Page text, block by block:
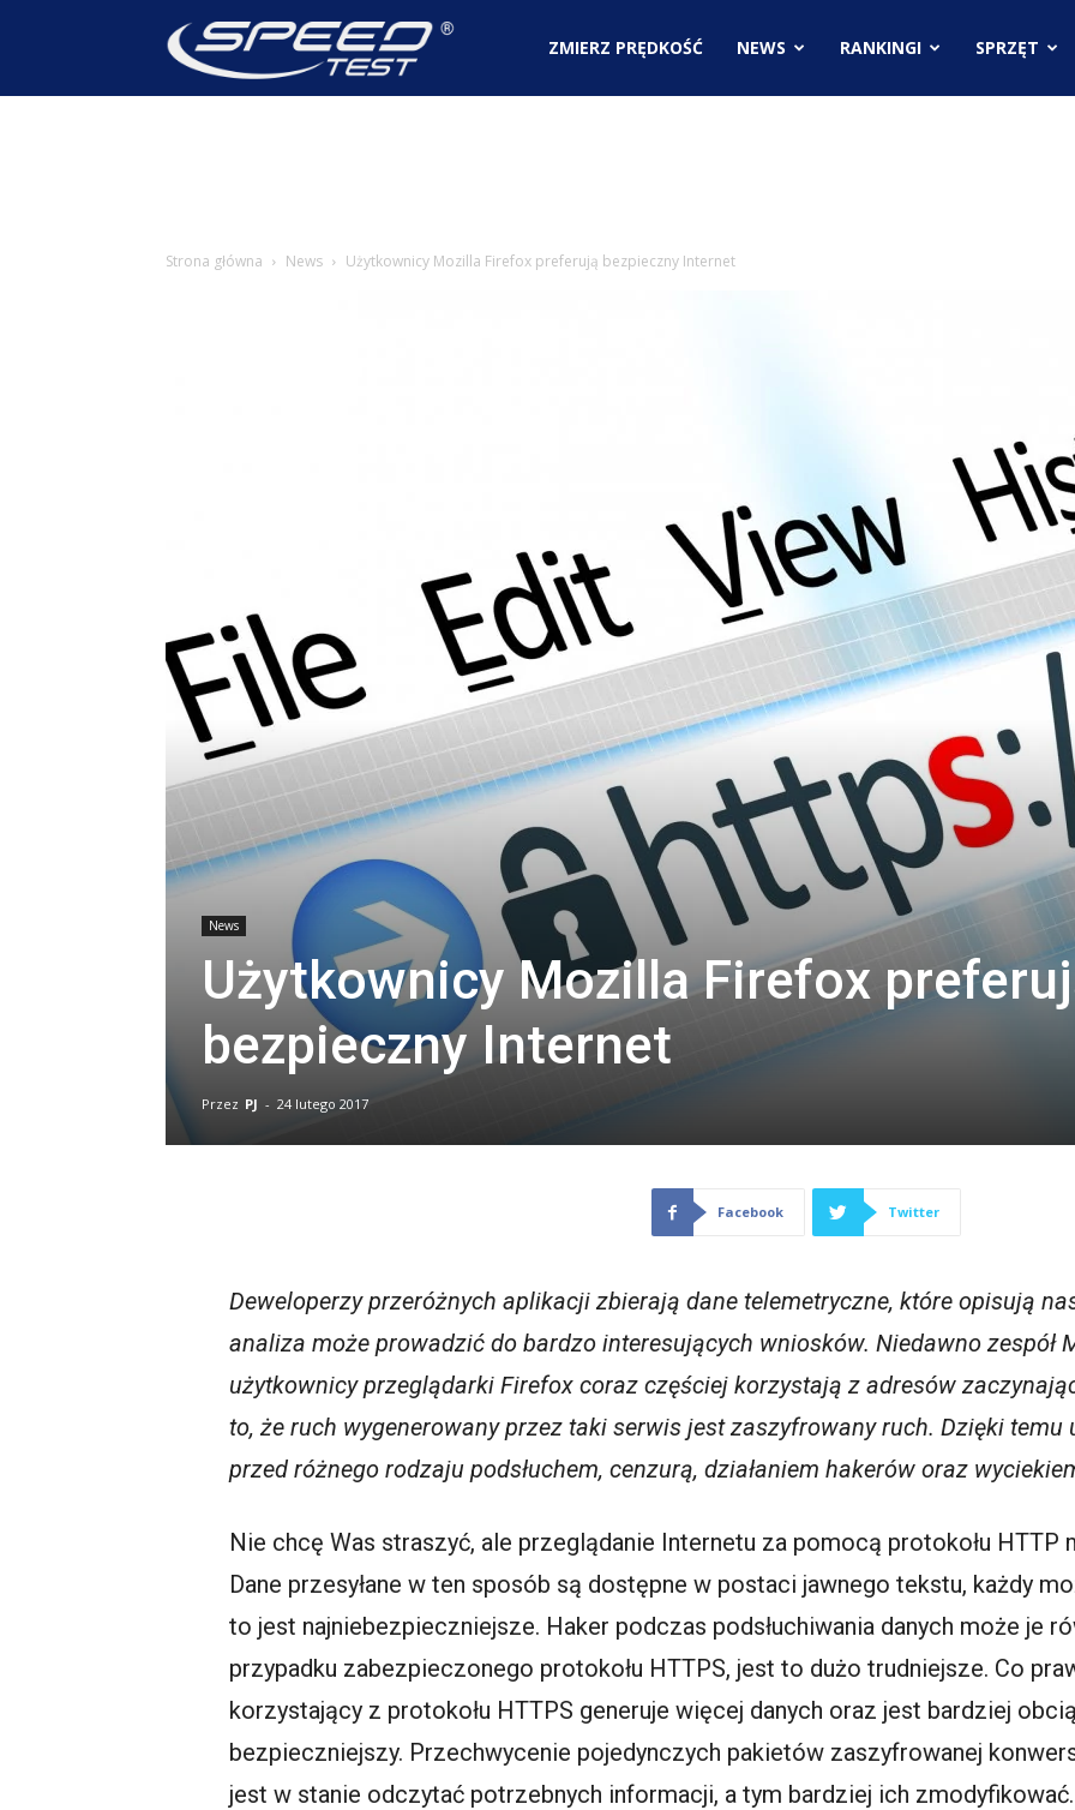
SpeedTest.plZMIERZ PRĘDKOŚĆ NEWS RANKINGI SPRZĘT
Strona główna News Użytkownicy Mozilla Firefox preferują bezpieczny Internet
News
Użytkownicy Mozilla Firefox
bezpieczny Internet
Przez PJ - 24 lutego 2017
Facebook Twitter
Deweloperzy przeróżnych aplikacji zbierają dane telemetryczne, które opisują
analiza może prowadzić do bardzo interesujących wniosków. Niedawno zespół
użytkownicy przeglądarki Firefox coraz częściej korzystają z adresów
to, że ruch wygenerowany przez taki serwis jest zaszyfrowany ruch. Dzięki
przed różnego rodzaju podsłuchem, cenzurą, działaniem hakerów oraz
Nie chcę Was straszyć, ale przeglądanie Internetu za pomocą protokołu HTTP
Dane przesyłane w ten sposób są dostępne w postaci jawnego tekstu, każdy
to jest najniebezpieczniejsze. Haker podczas podsłuchiwania danych może je
przypadku zabezpieczonego protokołu HTTPS, jest to dużo trudniejsze. Co
korzystający z protokołu HTTPS generuje więcej danych oraz jest bardziej
bezpieczniejszy. Przechwycenie pojedynczych pakietów zaszyfrowanej
jest w stanie odczytać potrzebnych informacji, a tym bardziej ich zmodyfikować.